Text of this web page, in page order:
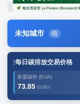
未知城市 晴
每日碳排放交易价格
欧盟碳价 (EUA)
73.85 EUR/t